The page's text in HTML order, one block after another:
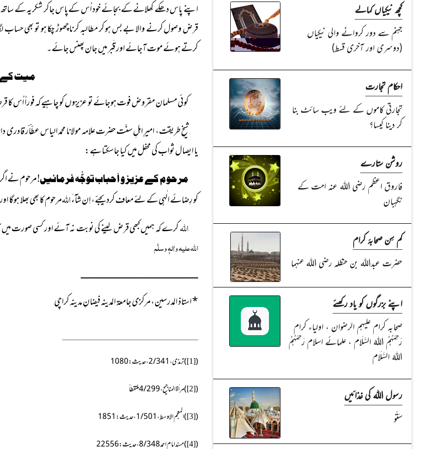
اپنے پاس دھکے کِھلانے کے بجائے خود اُس کےپاس جاکر شکریہ کے
قرض وصول کرنے والا بے بس ہو کر مطالبہ کرنا چھوڑ چکا ہو تو بھی حساب
کرتے ہوئے موت آجائے اور قَبْر میں جان پھنس جائے۔
میت کے
کوئی مسلمان مقروض فوت ہوجائے تو عزیزوں کو چاہیے کہ فوراً اُس کا
شیخِ طریقت، امیرِ اہلِ سنّت حضرت علامہ مولانا محمد الیاس عطّاؔر قادری
یا ایصال ثواب کی محفل میں کیا جاسکتا ہے :
مرحوم کے عزیز و اَحباب توجُّہ فرمائیں!مرحوم نے
کو رِضائے الٰہی کے لئے معاف کردیجئے، اِن شآءَاللہمرحوم کا بھی بھلا
اللہکرے کہ ہمیں کبھی قرض لینے کی نوبت نہ آئے اور کسی صورت
اللہ علیہ واٰلہٖ وسلَّم
ــــــــــــــــــــــــــــــــــــــــــــــــــــــــــــــــــــــــــــــ
*استاذ المدرسین، مرکزی جامعۃ المدینہ فیضانِ مدینہ کراچی
(
[1])ترمذی ،2/341،حدیث:1080
(
[2])مراٰۃ المناجیح،4/299ملتقطاً
(
[3])المعجم الاوسط،1/501،حدیث:1851
(
[4])مسند امام احمد8/348،حدیث:22556
کچھ نیکیاں کمالے
جہنم سے دور کروانے والی نیکیاں
(دوسری اور آخری قسط)
احکام تجارت
تجارتی کاموں کے لئے ویب سائٹ بنا
کر دینا کیسا؟
روشن ستارے
فاروق اعظم رضی اللہ عنہ امت کے
نگہبان
کم سِن صحابۂ کرام
حضرت عبداللہ بن حنظلہ رضی اللہ عنہما
اپنے بزرگوں کو یاد رکھئے
صحابہ کرام علیہم الرضوان ، اولیاء کرام
رَحِمَہُمُ اللہُ السَّلَام ، علمائے اسلام رَحِمَہُمُ
اللہُ السَّلَام
رسول اللہ کی غذائیں
سَتّو